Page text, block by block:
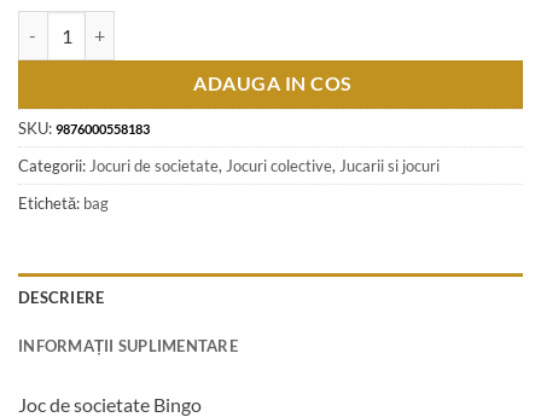
ADAUGA IN COS
SKU: 9876000558183
Categorii: Jocuri de societate, Jocuri colective, Jucarii si jocuri
Etichetă: bag
DESCRIERE
INFORMAȚII SUPLIMENTARE
Joc de societate Bingo